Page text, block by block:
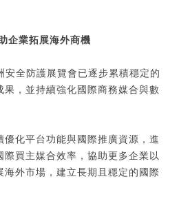
企業拓展海外商機
全防護展覽會已逐步累積穩定的
，並持續強化國際商務媒合與數
優化平台功能與國際推廣資源，進
買主媒合效率，協助更多企業以
外市場，建立長期且穩定的國際